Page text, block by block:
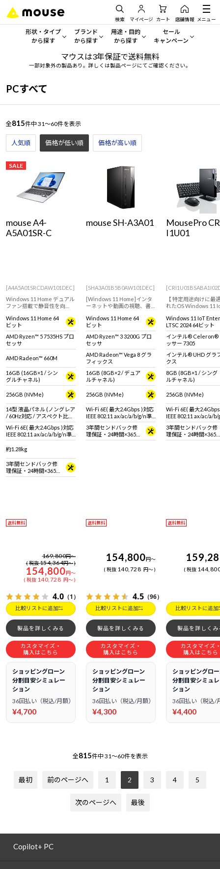
検索 マイページ カート 店舗情報 メニュー
形状・タイプ
から探す
形状・タイプから探す をすべてみる
ノートPC
ワークステーション
ディスプレイ
Windows 11 Copilot+ PC
ブランド
から探す
mouse
NEXTGEAR
| Copilot+ PC
用途・目的
から探す
一般向けパソコン
クリエイティブ向け
スペック/パーツ別
AIおすすめパソコン
Windows 11|Copilot+ PC
セール
キャンペーン
セール・キャンペー
Copilot+ PC
マウスは3年保証で送料無料
一部対象外の製品あり。詳しくは製品ページにてご確認ください。
PCすべて
全815件中 31～60件を表示
人気順 価格が低い順 価格が高い順
SALE
mouse A4-
A5A01SR-C
[A4A5A01SRCDAW101DEC]
Windows 11 Home デュアル
ファン搭載で静音性を向
AMD Ryzen 5 7535HS プロセ
ッサ搭載で、日常使いに十
分なスペックを備えた14型
ノート！高い堅牢性と耐久
性を実証された【MIL規格】
Windows 11 Home 64
ビット
AMD Ryzen™ 5 7535HS プロ
セッサ
AMD Radeon™ 660M
16GB (16GB×1 / シン
グルチャネル)
256GB (NVMe)
14型 液晶パネル (ノングレア
/ 60Hz対応 / アスペクト比
16:10)
Wi-Fi 6E( 最大2.4Gbps )対応
IEEE 802.11 ax/ac/a/b/g/n準
拠 ＋ Bluetooth 5内蔵
約1.28kg
3年間センドバック修
理保証・24時間×365
日電話サポート
送料無料
169,800円～
税抜154,364円～
154,800円～
税抜 140,728 円～
4.0 （1）
比較リストに追加
製品を詳しくみる
カスタマイズ・
購入はこちら
ショッピングローン
分割目安シミュレー
ション
36回払い（税込/月額）
¥4,700
mouse SH-A3A01
[SHA3A01B5B0AW101DEC]
[Windows 11 Home]インタ
ーネットや動画の視聴、書
ご利用など一般用途におす
すめなモデル。
Windows 11 Home 64
ビット
AMD Ryzen™ 3 3200G プロ
セッサ
AMD Radeon™ Vega 8 グラ
フィックス
16GB (8GB×2 / デュア
ルチャネル)
256GB (NVMe)
Wi-Fi 6E( 最大2.4Gbps )対応
IEEE 802.11 ax/ac/a/b/g/n準
拠 ＋ Bluetooth 5内蔵
3年間センドバック修
理保証・24時間×365
日電話サポート
送料無料
154,800円～
税抜 140,728 円～
4.5 （96）
比較リストに追加
製品を詳しくみる
カスタマイズ・
購入はこちら
ショッピングローン
分割目安シミュレー
ション
36回払い（税込/月額）
¥4,300
MousePro
I1U01
【 特定用途向けに最
れたOS Windows 11
とは異なります。 ※
は商品説明欄、
IoT Enterprise特設ペ
ご覧ください】コン
デスクトップパソコ
Windows 11 IoT
LTSC 2024 64ビット
インテル® Celeron®
ッサー 7305
インテル® UHD グラ
クス
8GB (8GB×1 / シング
ルチャネル)
256GB (NVMe)
Wi-Fi 6E( 最大
IEEE 802.11 ax/ac/a/
拠 ＋ Bluetooth 5内蔵
3年間センドバック修
理保証・24時間×365
日電話サポート
送料無料
税抜
比較リストに追加
製品を詳しくみ
カスタマイズ
購入はこちら
ショッピングロ
分割目安シミュ
ション
36回払い（税込/
¥4,400
全815件中 31～60件を表示
最初 前のページへ 1 2 3 4 5
次のページへ 最後
Copilot+ PC